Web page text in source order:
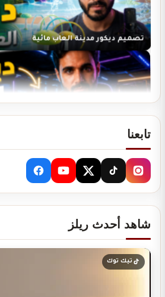
تصميم ديكور مدينة العاب مائية
تصميم ديكور نادي رياضي GYM
دراسة جدوى لمشروعك
تابعنا
شاهد أحدث ريلز
تيك توك